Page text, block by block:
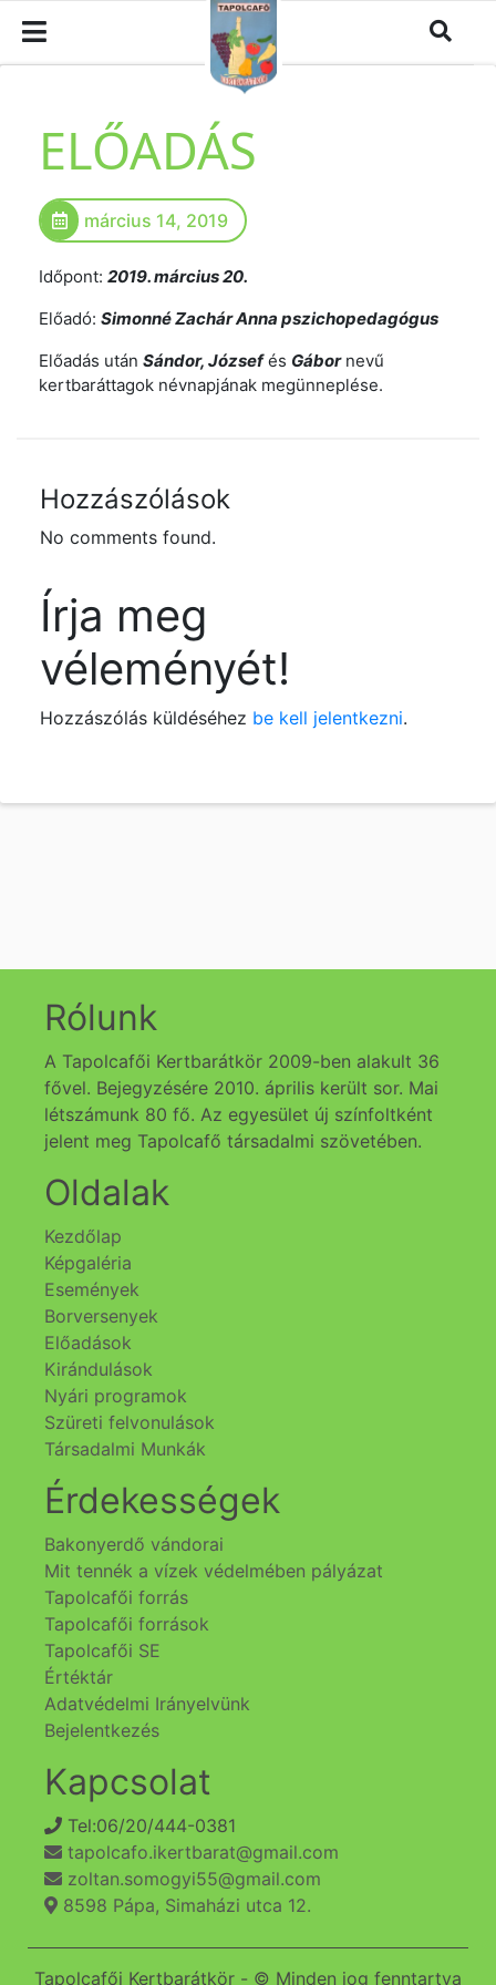
ELŐADÁS
március 14, 2019
Időpont: 2019. március 20.
Előadó: Simonné Zachár Anna pszichopedagógus
Előadás után Sándor, Józsefés Gábornevű
kertbaráttagok névnapjának megünneplése.
Hozzászólások
No comments found.
Írja meg
véleményét!
Hozzászólás küldéséhez be kell jelentkezni.
Rólunk
A Tapolcafői Kertbarátkör 2009-ben alakult 36
fővel. Bejegyzésére 2010. április került sor. Mai
létszámunk 80 fő. Az egyesület új színfoltként
jelent meg Tapolcafő társadalmi szövetében.
Oldalak
Kezdőlap
Képgaléria
Események
Borversenyek
Előadások
Kirándulások
Nyári programok
Szüreti felvonulások
Társadalmi Munkák
Érdekességek
Bakonyerdő vándorai
Mit tennék a vízek védelmében pályázat
Tapolcafői forrás
Tapolcafői források
Tapolcafői SE
Értéktár
Adatvédelmi Irányelvünk
Bejelentkezés
Kapcsolat
Tel:06/20/444-0381
tapolcafo.ikertbarat@gmail.com
zoltan.somogyi55@gmail.com
8598 Pápa, Simaházi utca 12.
Tapolcafői Kertbarátkör - © Minden jog fenntartva